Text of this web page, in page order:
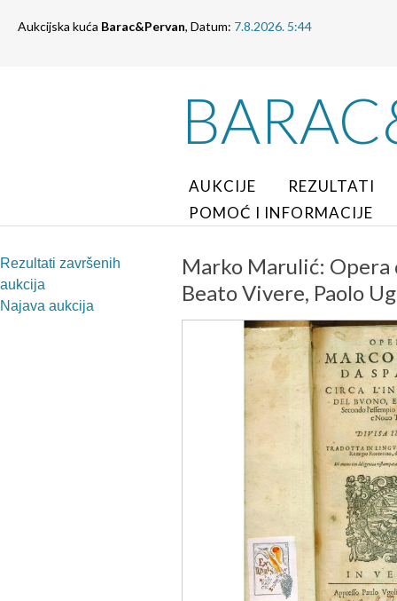
Aukcijska kuća Barac&Pervan, Datum: 7.8.2026. 5:44
AUKCIJE
REZULTATI
POMOĆ I INFORMACIJE
Rezultati završenih
aukcija
Najava aukcija
Marko Marulić:
Beato Vivere, Paolo